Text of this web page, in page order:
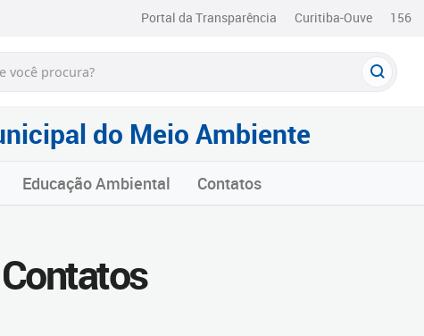
Portal da Transparência Curitiba-Ouve 156
do Meio Ambiente
Educação Ambiental Contatos
Contatos